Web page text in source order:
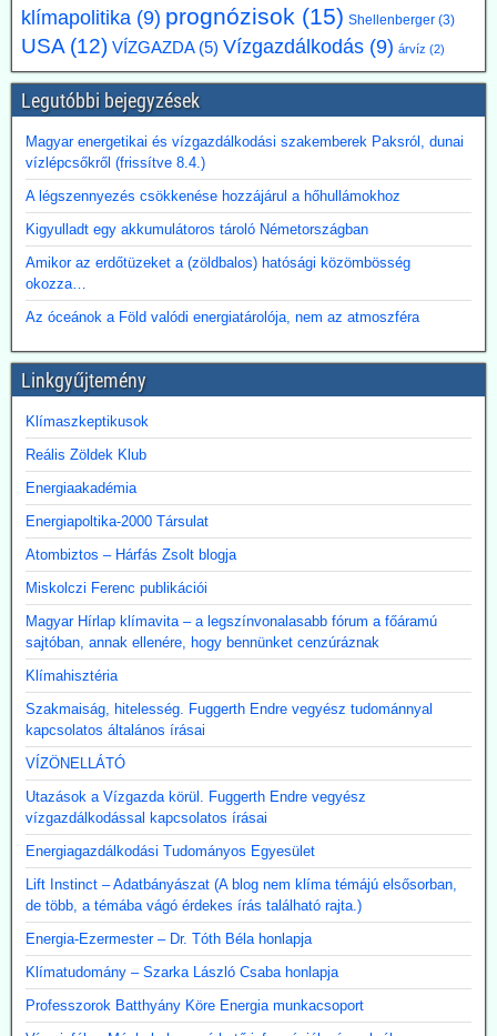
2026.07.17. Műszaki Magazin: A BME kutatói
segítenek kideríteni, hogyan lehetne Budapestre
vinni a paksi hőt
Az atomerőmű hulladékhőjének a fővárosi távfűtésben történő
hasznosítása gazdasági és környezetvédelmi szempontból is
ígéretes elképzelés.
A főváros távhőrendszerét üzemeltető Budapesti Közművek (BKM)
több hónapig tartó tárgyalások után megbízási szerződést kötött a
BME-vel egy döntést megalapozó tanulmány közös elkészítésére a
Paksi Atomerőmű hőjének a fővárosi távfűtési rendszerbe való
eljuttatása lehetőségéről.
klímapolitika (9) prognózisok (15) Shellenberger (3)
USA (12) VÍZGAZDA(5) Vízgazdálkodás (9) árvíz (2)
Legutóbbi bejegyzések
Magyar energetikai és vízgazdálkodási szakemberek Paksról, dunai
vízlépcsőkről (frissítve 8.4.)
A légszennyezés csökkenése hozzájárul a hőhullámokhoz
Kigyulladt egy akkumulátoros tároló Németországban
Amikor az erdőtüzeket a (zöldbalos) hatósági közömbösség
okozza…
Az óceánok a Föld valódi energiatárolója, nem az atmoszféra
Linkgyűjtemény
Klímaszkeptikusok
Reális Zöldek Klub
Energiaakadémia
Energiapoltika-2000 Társulat
Atombiztos – Hárfás Zsolt blogja
Miskolczi Ferenc publikációi
Magyar Hírlap klímavita – a legszínvonalasabb fórum a főáramú
sajtóban, annak ellenére, hogy bennünket cenzúráznak
Klímahisztéria
Szakmaiság, hitelesség. Fuggerth Endre vegyész tudománnyal
kapcsolatos általános írásai
VÍZÖNELLÁTÓ
Utazások a Vízgazda körül. Fuggerth Endre vegyész
vízgazdálkodással kapcsolatos írásai
Energiagazdálkodási Tudományos Egyesület
Lift Instinct – Adatbányászat (A blog nem klíma témájú elsősorban,
de több, a témába vágó érdekes írás található rajta.)
Energia-Ezermester – Dr. Tóth Béla honlapja
Klímatudomány – Szarka László Csaba honlapja
Professzorok Batthyány Köre Energia munkacsoport